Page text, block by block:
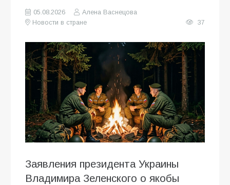
05.08.2026
Алена Васнецова
Новости в стране
37
Заявления президента Украины
Владимира Зеленского о якобы